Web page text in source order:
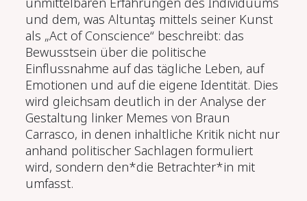
und dem, was Altuntaş mittels seiner Kunst
als „Act of Conscience“ beschreibt: das
Bewusstsein über die politische
Einflussnahme auf das tägliche Leben, auf
Emotionen und auf die eigene Identität. Dies
wird gleichsam deutlich in der Analyse der
Gestaltung linker Memes von Braun
Carrasco, in denen inhaltliche Kritik nicht nur
anhand politischer Sachlagen formuliert
wird, sondern den*die Betrachter*in mit
umfasst.